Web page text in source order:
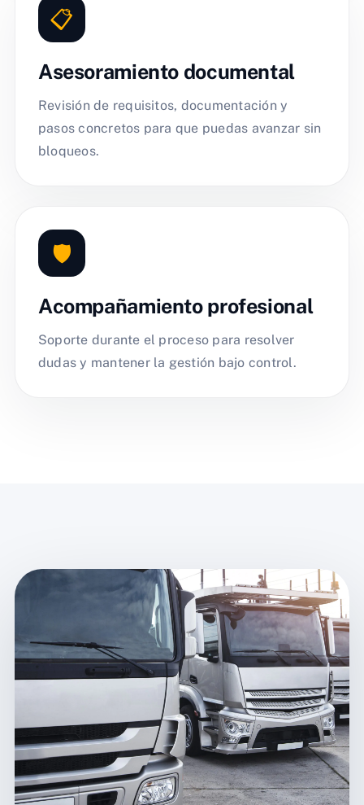
📋
Asesoramiento documental
Revisión de requisitos, documentación y
pasos concretos para que puedas avanzar sin
bloqueos.
🛡️
Acompañamiento profesional
Soporte durante el proceso para resolver
dudas y mantener la gestión bajo control.